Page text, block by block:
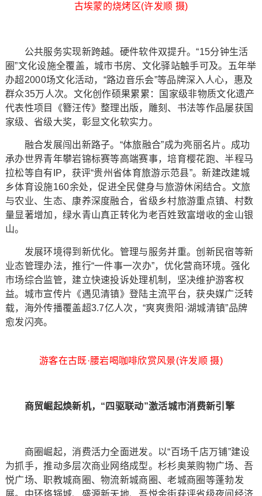
古埃蒙的烧烤区(许发顺 摄)
公共服务实现新跨越。硬件软件双提升。“15分钟生活
圈”文化设施全覆盖，城市书房、文化驿站触手可及。五年举
办超2000场文化活动，“路边音乐会”等品牌深入人心，惠及
群众35万人次。文化创作硕果累累：国家级非物质文化遗产
代表性项目《簪汪传》整理出版，雕刻、书法等作品屡获国
家级、省级大奖，彰显文化软实力。
融合发展闯出新路子。“体旅融合”成为亮丽名片。成功
承办世界青年攀岩锦标赛等高端赛事，培育樱花跑、半程马
拉松等自有IP，获评“贵州省体育旅游示范县”。新建改建城
乡体育设施160余处，促进全民健身与旅游休闲结合。文旅
与农业、生态、康养深度融合，省级乡村旅游重点镇、村数
量显著增加，绿水青山真正转化为老百姓致富增收的金山银
山。
发展环境得到新优化。管理与服务并重。创新民宿等新
业态管理办法，推行“一件事一次办”，优化营商环境。强化
市场综合监管，建立快速投诉处理机制，坚决维护游客权
益。城市宣传片《遇见清镇》登陆主流平台，获央媒广泛转
载，海外传播覆盖超3.7亿人次，“爽爽贵阳·湖城清镇”品牌
愈发闪亮。
游客在古既·腰岩喝咖啡欣赏风景(许发顺 摄)
商贸崛起焕新机，“四驱联动”激活城市消费新引擎
商圈崛起，消费活力全面迸发。以“百场千店万铺”建设
为抓手，推动多层次商业网络成型。杉杉奥莱购物广场、吾
悦广场、职教城商圈、物流新城商圈、老城商圈等蓬勃发
展。中环烙锅城、盛源新天地、吾悦金街获评省级夜间经济